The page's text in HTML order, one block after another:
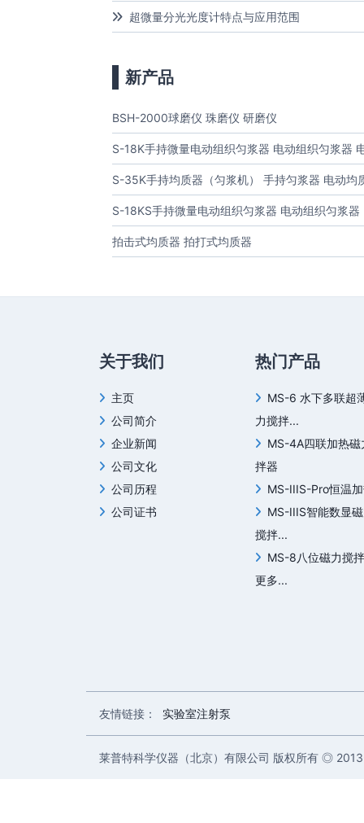
超微量分光光度计特点与应用范围
新产品
BSH-2000球磨仪 珠磨仪 研磨仪
S-18K手持微量电动组织匀浆器 电动组织匀浆器
S-35K手持均质器（匀浆机） 手持匀浆器 电动均
S-18KS手持微量电动组织匀浆器 电动组织匀浆
拍击式均质器 拍打式均质器
关于我们
主页
公司简介
企业新闻
公司文化
公司历程
公司证书
热门产品
MS-6 水下多联超
力搅拌...
MS-4A四联加热磁
拌器
MS-IIIS-Pro恒温
MS-IIIS智能数显
搅拌...
MS-8八位磁力搅
更多...
友情链接： 实验室注射泵
莱普特科学仪器（北京）有限公司 版权所有 ◎